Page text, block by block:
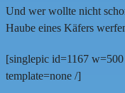
Und wer wollte nicht
Haube eines Käfers
[singlepic id=1167
template=none /]